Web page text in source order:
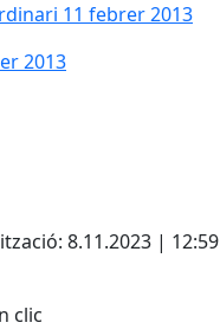
11 febrer 2013
2013
8.11.2023 | 12:59
clic